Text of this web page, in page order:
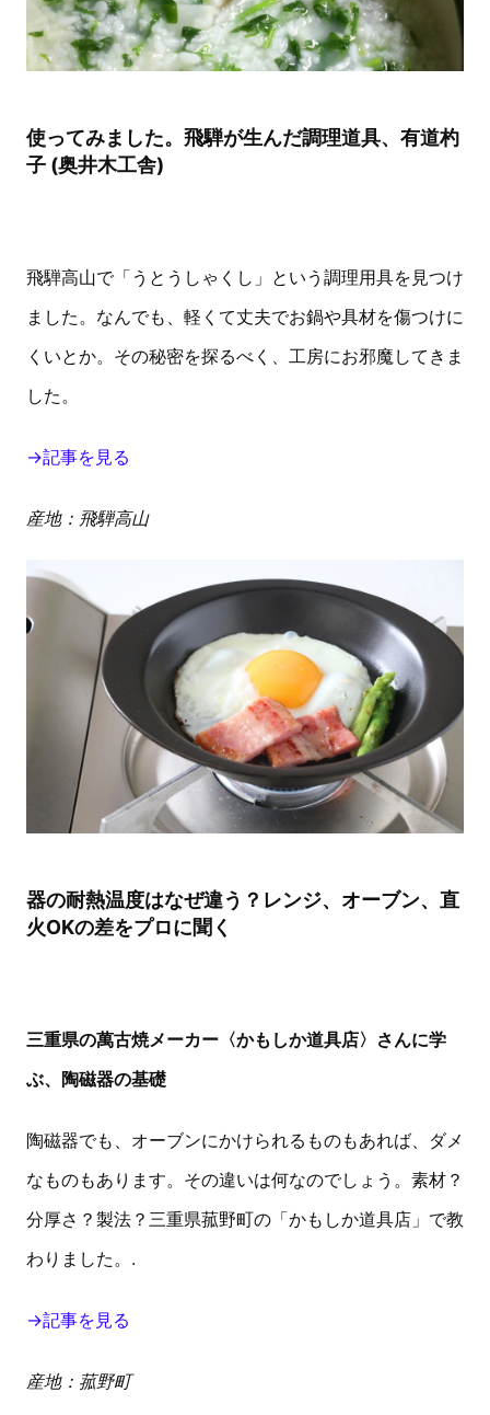
使ってみました。飛騨が生んだ調理道具、有道杓
子 (奥井木工舎)
飛騨高山で「うとうしゃくし」という調理用具を見つけ
ました。なんでも、軽くて丈夫でお鍋や具材を傷つけに
くいとか。その秘密を探るべく、工房にお邪魔してきま
した。
→記事を見る
産地：飛騨高山
器の耐熱温度はなぜ違う？レンジ、オーブン、直
火OKの差をプロに聞く
三重県の萬古焼メーカー〈かもしか道具店〉さんに学
ぶ、陶磁器の基礎
陶磁器でも、オーブンにかけられるものもあれば、ダメ
なものもあります。その違いは何なのでしょう。素材？
分厚さ？製法？三重県菰野町の「かもしか道具店」で教
わりました。.
→記事を見る
産地：菰野町